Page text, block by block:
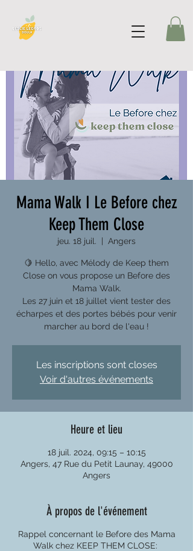
Mama Walk I Le Before chez
Keep Them Close
jeu. 18 juil. Angers
🍋 Hello, avec Mélody de Keep them
Close on vous propose un Before des
Mama Walk.
Les 27 juin et 18 juillet vient tester des
écharpes et des portes bébés pour venir
Les inscriptions sont closes
Voir d'autres événements
Heure et lieu
18 juil. 2024, 09:15 – 10:15
Angers, 47 Rue du Petit Launay, 49000
Angers
À propos de l'événement
Rappel concernant le Before des Mama
Walk chez KEEP THEM CLOSE: